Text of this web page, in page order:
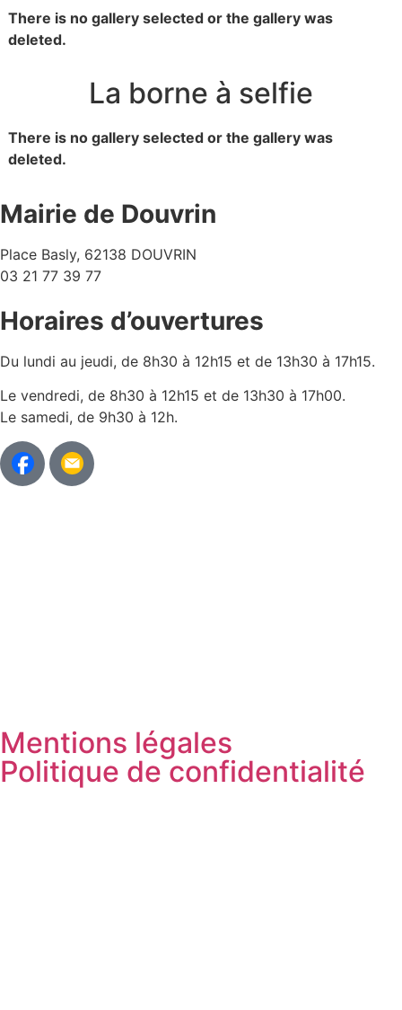
There is no gallery selected or the gallery was
deleted.
La borne à selfie
There is no gallery selected or the gallery was
deleted.
Mairie de Douvrin
Place Basly, 62138 DOUVRIN
03 21 77 39 77
Horaires d’ouvertures
Du lundi au jeudi, de 8h30 à 12h15 et de 13h30 à 17h15.
Le vendredi, de 8h30 à 12h15 et de 13h30 à 17h00.
Le samedi, de 9h30 à 12h.
Mentions légales
Politique de confidentialité